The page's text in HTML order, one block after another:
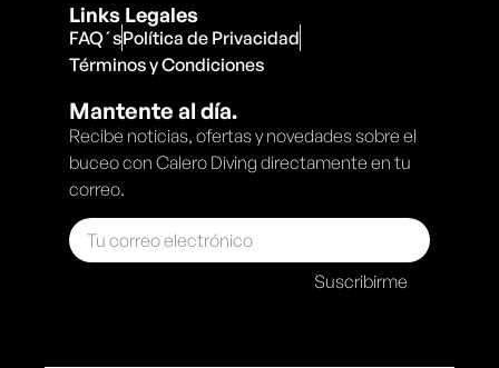
Links Legales
FAQ´sPolítica de Privacidad
Términos y Condiciones
Mantente al día.
Recibe noticias, ofertas y novedades sobre el
buceo con Calero Diving directamente en tu
correo.
Suscribirme